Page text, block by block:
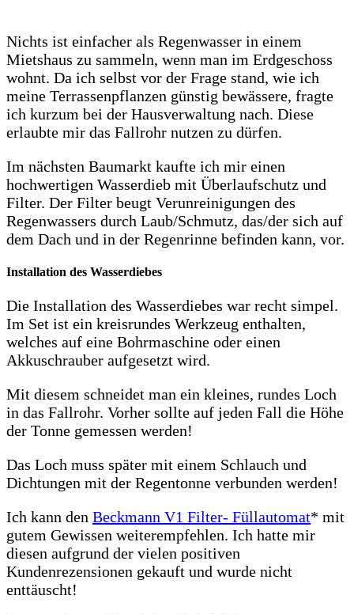
Nichts ist einfacher als Regenwasser in einem
Mietshaus zu sammeln, wenn man im Erdgeschoss
wohnt. Da ich selbst vor der Frage stand, wie ich
meine Terrassenpflanzen günstig bewässere, fragte
ich kurzum bei der Hausverwaltung nach. Diese
erlaubte mir das Fallrohr nutzen zu dürfen.
Im nächsten Baumarkt kaufte ich mir einen
hochwertigen Wasserdieb mit Überlaufschutz und
Filter. Der Filter beugt Verunreinigungen des
Regenwassers durch Laub/Schmutz, das/der sich auf
dem Dach und in der Regenrinne befinden kann, vor.
Installation des Wasserdiebes
Die Installation des Wasserdiebes war recht simpel.
Im Set ist ein kreisrundes Werkzeug enthalten,
welches auf eine Bohrmaschine oder einen
Akkuschrauber aufgesetzt wird.
Mit diesem schneidet man ein kleines, rundes Loch
in das Fallrohr. Vorher sollte auf jeden Fall die Höhe
der Tonne gemessen werden!
Das Loch muss später mit einem Schlauch und
Dichtungen mit der Regentonne verbunden werden!
Ich kann den Beckmann V1 Filter- Füllautomat* mit
gutem Gewissen weiterempfehlen. Ich hatte mir
diesen aufgrund der vielen positiven
Kundenrezensionen gekauft und wurde nicht
enttäuscht!